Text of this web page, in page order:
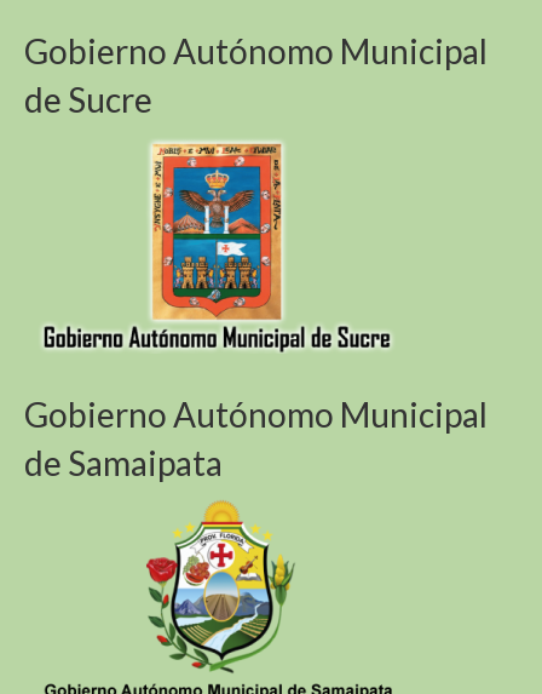
Gobierno Autónomo Municipal
de Sucre
Gobierno Autónomo Municipal
de Samaipata